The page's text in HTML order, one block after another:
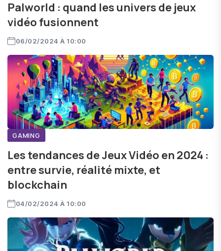
Palworld : quand les univers de jeux
vidéo fusionnent
06/02/2024 À 10:00
GAMING
Les tendances de Jeux Vidéo en 2024 :
entre survie, réalité mixte, et
blockchain
04/02/2024 À 10:00